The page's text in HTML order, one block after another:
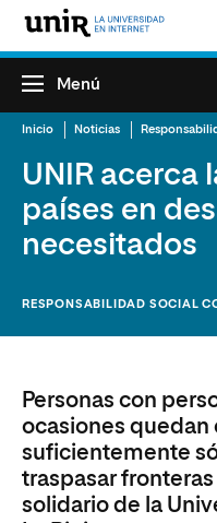
Menú
Inicio Noticias
UNIR acerca
países en
necesitados
RESPONSABILIDAD SOCIAL
Personas con
ocasiones quedan
suficientemente
traspasar
solidario de la